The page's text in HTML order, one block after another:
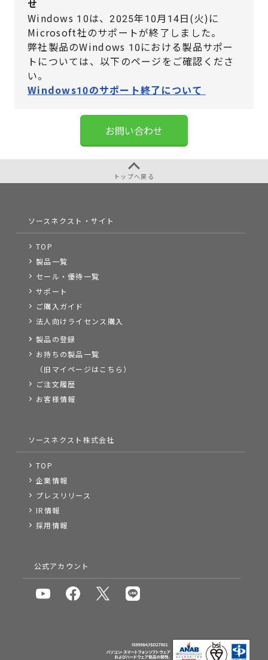
せ
Windows 10は、2025年10月14日(火)に
Microsoft社のサポートが終了しました。
弊社製品のWindows 10における製品サポー
トについては、 以下のページをご確認くださ
い。
Windows10のサポート終了について
お問い合わせ
トップへ戻る
ソースネクスト・サイト
TOP
製品一覧
セール・優待一覧
サポート
ご購入ガイド
法人向けライセンス購入
製品の登録
お持ちの製品一覧
（旧マイページはこちら）
ご注文履歴
お客様情報
ソースネクスト株式会社
TOP
企業情報
プレスリリース
IR情報
採用情報
公式アカウント